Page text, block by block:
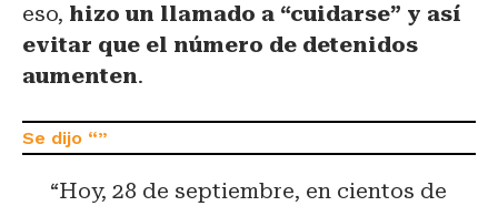
eso, hizo un llamado a “cuidarse” y así
evitar que el número de detenidos
aumenten.
“Hoy, 28 de septiembre, en cientos de